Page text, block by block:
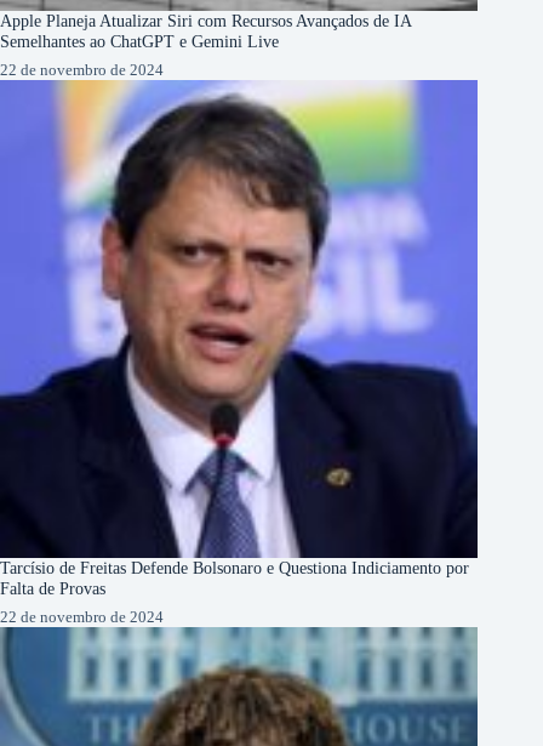
Apple Planeja Atualizar Siri com Recursos Avançados de IA
Semelhantes ao ChatGPT e Gemini Live
22 de novembro de 2024
Tarcísio de Freitas Defende Bolsonaro e Questiona Indiciamento por
Falta de Provas
22 de novembro de 2024